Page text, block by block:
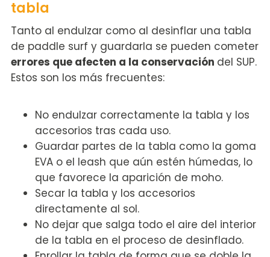
tabla
Tanto al endulzar como al desinflar una tabla
de paddle surf y guardarla se pueden cometer
errores que afecten a la conservación del SUP.
Estos son los más frecuentes:
No endulzar correctamente la tabla y los
accesorios tras cada uso.
Guardar partes de la tabla como la goma
EVA o el leash que aún estén húmedas, lo
que favorece la aparición de moho.
Secar la tabla y los accesorios
directamente al sol.
No dejar que salga todo el aire del interior
de la tabla en el proceso de desinflado.